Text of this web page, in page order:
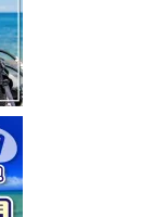
名も「水中世界」
】
c